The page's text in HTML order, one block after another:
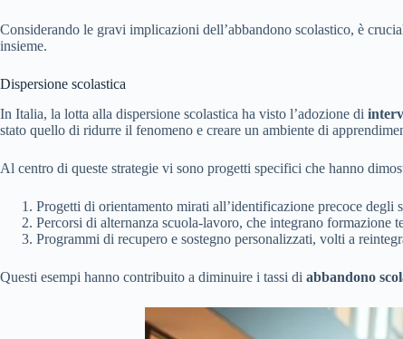
Considerando le gravi implicazioni dell’abbandono scolastico, è
insieme.
Dispersione scolastica
In Italia, la lotta alla dispersione scolastica ha visto l’adozione di
stato quello di ridurre il fenomeno e creare un ambiente di
Al centro di queste strategie vi sono progetti specifici che hanno
Progetti di orientamento mirati all’identificazione precoce degli
Percorsi di alternanza scuola-lavoro, che integrano formazione
Programmi di recupero e sostegno personalizzati, volti a
Questi esempi hanno contribuito a diminuire i tassi di abbandono